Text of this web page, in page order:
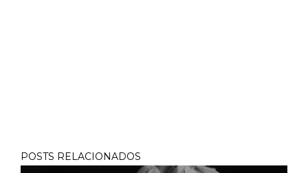
POSTS RELACIONADOS